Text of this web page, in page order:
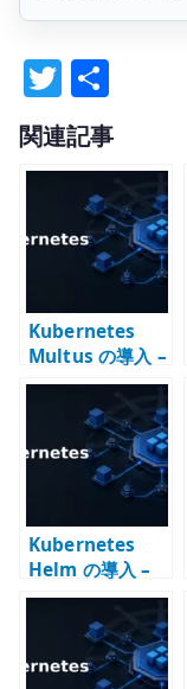
T
w
it
te
r
有
関連記事
Kubernetes
Multus の導入 –
Pod に複数 NIC
を接続する
Kubernetes
Helm の導入 –
Chart でアプリ
ケーション構成
を管理する